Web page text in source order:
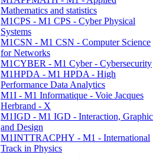
Mathematics and statistics
M1CPS - M1 CPS - Cyber Physical
Systems
M1CSN - M1 CSN - Computer Science
for Networks
M1CYBER - M1 Cyber - Cybersecurity
M1HPDA - M1 HPDA - High
Performance Data Analytics
M1I - M1 Informatique - Voie Jacques
Herbrand - X
M1IGD - M1 IGD - Interaction, Graphic
and Design
M1INTTRACPHY - M1 - International
Track in Physics